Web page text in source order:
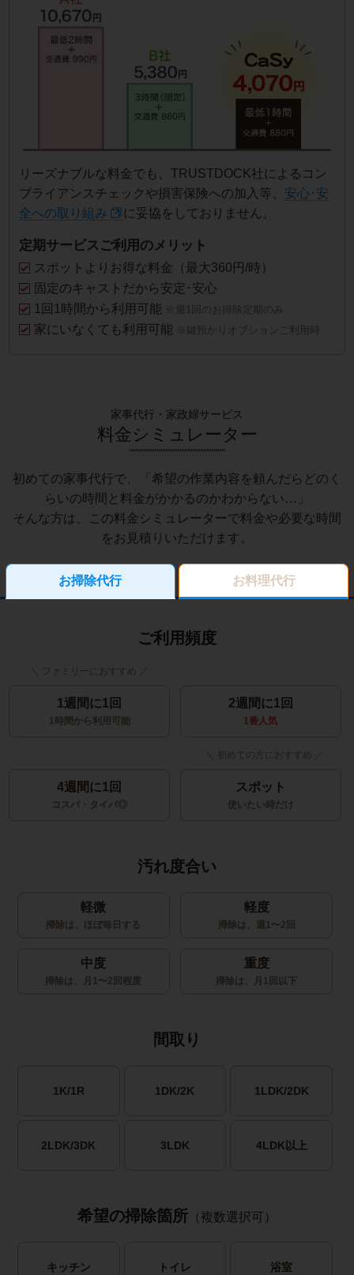
リーズナブルな料金でも、TRUSTDOCK社によるコン
プライアンスチェックや損害保険への加入等、 安心･安
全への取り組み
に妥協をしておりません。
定期サービスご利用のメリット
スポットよりお得な料金（最大360円/時）
固定のキャストだから安定･安心
1回1時間から利用可能 ※週1回のお掃除定期のみ
家にいなくても利用可能 ※鍵預かりオプションご利用時
家事代行・家政婦サービス
料金シミュレーター
初めての家事代行で、「希望の作業内容を頼んだらどのく
らいの時間と料金がかかるのかわからない…」
そんな方は、この料金シミュレーターで料金や必要な時間
をお見積りいただけます。
お掃除代行 お料理代行
ご利用頻度
1週間に1回
1時間から利用可能
2週間に1回
1番人気
4週間に1回
コスパ・タイパ◎
スポット
使いたい時だけ
汚れ度合い
軽微
掃除は、ほぼ毎日する
軽度
掃除は、週1〜2回
中度
掃除は、月1〜2回程度
重度
掃除は、月1回以下
間取り
1K/1R 1DK/2K 1LDK/2DK
2LDK/3DK 3LDK 4LDK以上
希望の掃除箇所 （複数選択可）
キッチン トイレ 浴室